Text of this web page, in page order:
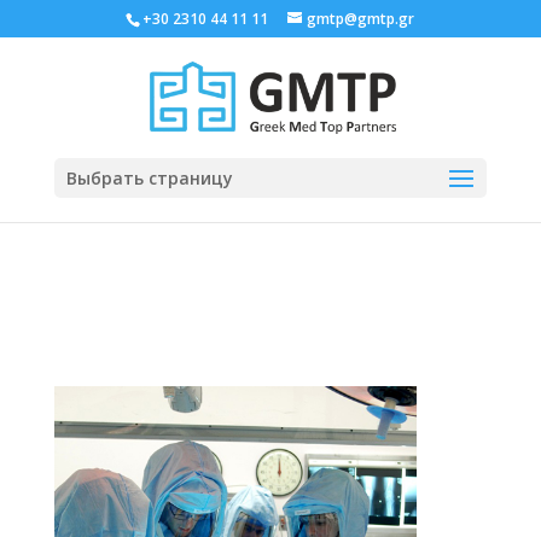
+30 2310 44 11 11 gmtp@gmtp.gr
Выбрать страницу